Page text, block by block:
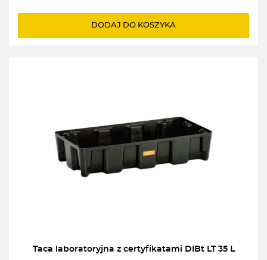
wynosiła:
wynosi:
DODAJ DO KOSZYKA
Taca laboratoryjna z certyfikatami DIBt LT 35 L